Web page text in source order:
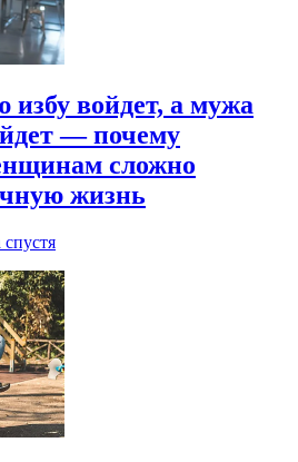
войдет, а мужа
— почему
сложно
жизнь
спустя